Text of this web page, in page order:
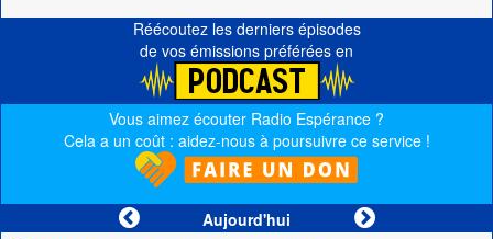
Réécoutez les derniers épisodes
de vos émissions préférées en
Vous aimez écouter Radio Espérance ?
Cela a un coût : aidez-nous à poursuivre ce service !
Aujourd'hui